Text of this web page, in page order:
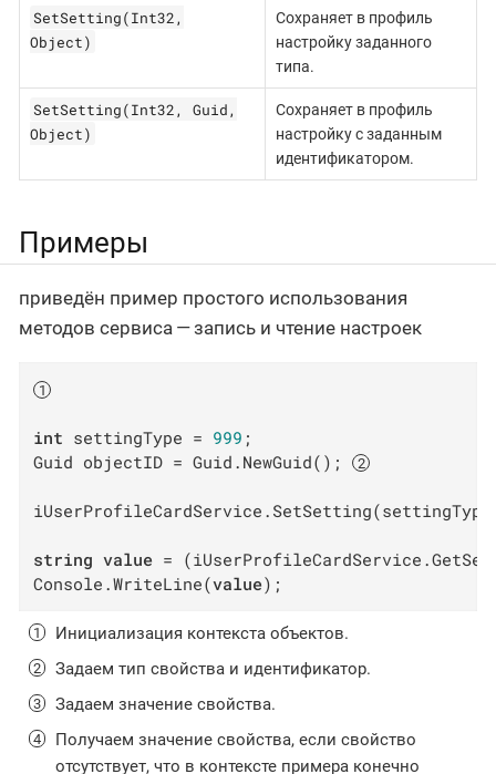
SetSetting(Int32,
Object)
Сохраняет в профиль
настройку заданного
типа.
SetSetting(Int32, Guid,
Object)
Сохраняет в профиль
настройку с заданным
идентификатором.
Примеры
приведён пример простого использования
методов сервиса — запись и чтение настроек
int settingType = 999 ;
Guid objectID = Guid.NewGuid();
string value =
Console.WriteLine(value);
Инициализация контекста объектов.
Задаем тип свойства и идентификатор.
Задаем значение свойства.
Получаем значение свойства, если свойство
отсутствует, что в контексте примера конечно